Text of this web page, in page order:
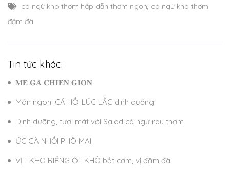
cá ngừ kho thơm hấp dẫn thơm ngon, cá ngừ kho thơm
đậm đà
Tin tức khác:
𝐌𝐄̂̀ 𝐆𝐀̀ 𝐂𝐇𝐈𝐄̂𝐍 𝐆𝐈𝐎̀𝐍
Món ngon: CÁ HỒI LÚC LẮC dinh dưỡng
Dinh dưỡng, tươi mát với Salad cá ngừ rau thơm
ỨC GÀ NHỒI PHÔ MAI
VỊT KHO RIỀNG ỚT KHÔ bắt cơm, vị đậm đà